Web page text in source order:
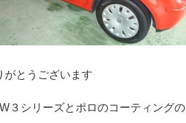
がとうございます
３シリーズとポロのコーティングの